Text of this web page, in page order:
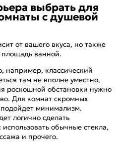
выбрать для
с душевой
от вашего вкуса, но также
площадь ванной.
например, классический
там не вполне уместно,
роскошной обстановки нужно
Для комнат скромных
минимализм.
логично сделать
обычные стекла,
и прочего.